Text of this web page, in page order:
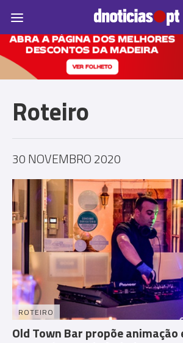
Prazeres Paisagens
Roteiro
30 NOVEMBRO 2020
ROTEIRO
Old Town Bar propõe animação